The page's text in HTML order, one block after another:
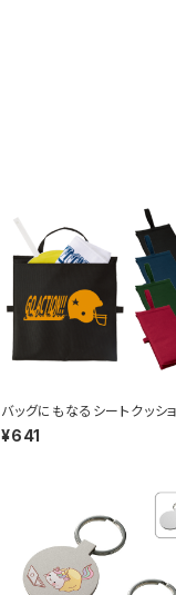
バッグにもなるシートクッ
MG
¥641